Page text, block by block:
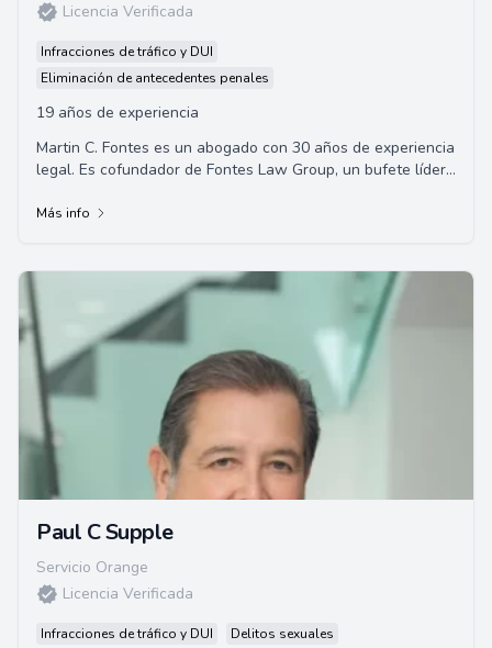
Licencia Verificada
Infracciones de tráfico y DUI
Eliminación de antecedentes penales
19 años de experiencia
Martin C. Fontes es un abogado con 30 años de experiencia
legal. Es cofundador de Fontes Law Group, un bufete líder
Más info
Paul C Supple
Servicio Orange
Licencia Verificada
Infracciones de tráfico y DUI Delitos sexuales